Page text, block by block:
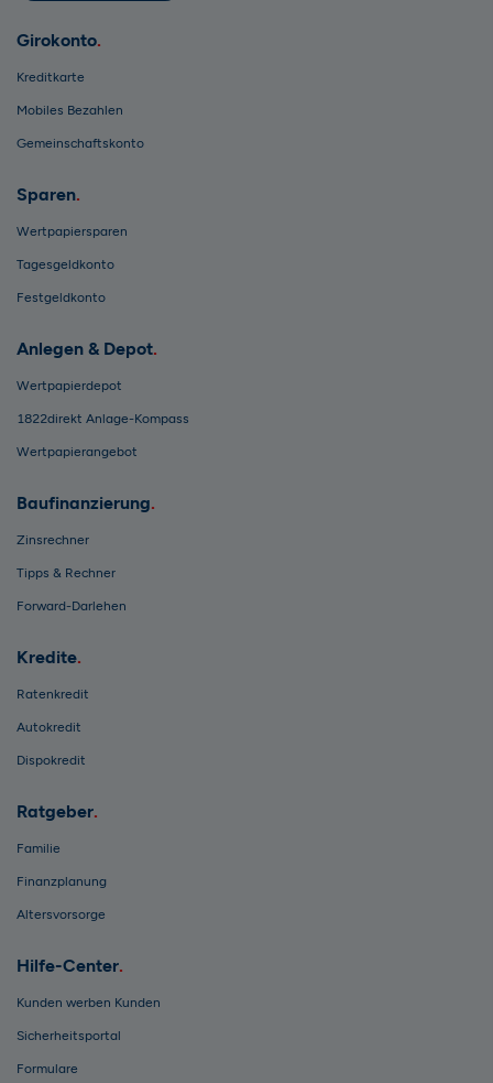
Girokonto
Kreditkarte
Mobiles Bezahlen
Gemeinschaftskonto
Sparen
Wertpapiersparen
Tagesgeldkonto
Festgeldkonto
Anlegen & Depot
Wertpapierdepot
1822direkt Anlage-Kompass
Wertpapierangebot
Baufinanzierung
Zinsrechner
Tipps & Rechner
Forward-Darlehen
Kredite
Ratenkredit
Autokredit
Dispokredit
Ratgeber
Familie
Finanzplanung
Altersvorsorge
Hilfe-Center
Kunden werben Kunden
Sicherheitsportal
Formulare